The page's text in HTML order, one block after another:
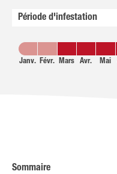
Période d'infestation
Janv. Févr. Mars Avr. Mai
Sommaire